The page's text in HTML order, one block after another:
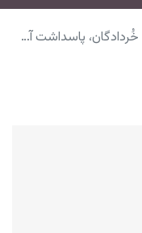
آب و آبادانی فرخنده باد.